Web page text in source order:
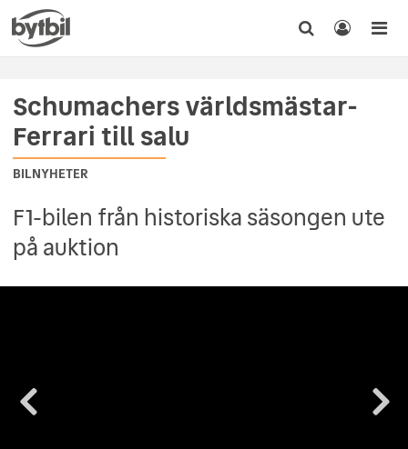
Schumachers världsmästar-
Ferrari till salu
BILNYHETER
F1-bilen från historiska säsongen ute
på auktion